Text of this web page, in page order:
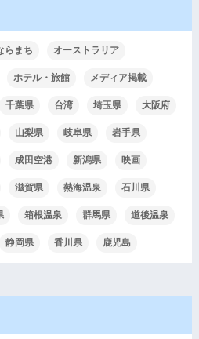
らまち オーストラリア
ホテル・旅館 メディア掲載
千葉県 台湾 埼玉県 大阪府
山梨県 岐阜県 岩手県
成田空港 新潟県 映画
滋賀県 熱海温泉 石川県
箱根温泉 群馬県 道後温泉
静岡県 香川県 鹿児島